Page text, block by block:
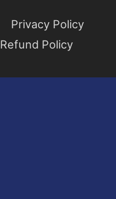
Privacy Policy
Refund Policy